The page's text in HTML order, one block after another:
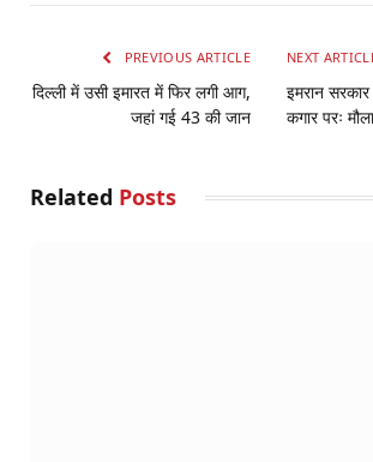
PREVIOUS ARTICLE
दिल्ली में उसी इमारत में फिर लगी आग,
जहां गई 43 की जान
NEXT
इमरान
कगार परः
Related Posts